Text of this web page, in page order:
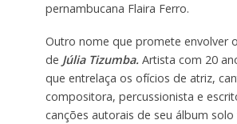
pernambucana Flaira Ferro.
Outro nome que promete envolver
de Júlia Tizumba.Artista com 20
que entrelaça os ofícios de atriz,
compositora, percussionista e
canções autorais de seu álbum solo